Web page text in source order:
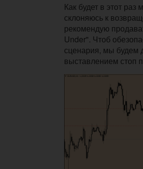
Как будет в этот
склоняюсь к
рекомендую
Under". Чтоб
сценария, мы будем
выставлением стоп